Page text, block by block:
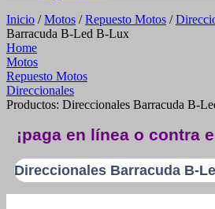
Inicio /Motos /Repuesto Motos /
Barracuda B-Led B-Lux
Home
Motos
Repuesto Motos
Direccionales
Productos: Direccionales Barracuda B-
¡paga en línea o contra
Direccionales Barracuda B-